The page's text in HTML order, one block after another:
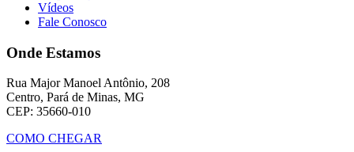
Vídeos
Fale Conosco
Onde Estamos
Rua Major Manoel Antônio, 208
Centro, Pará de Minas, MG
CEP: 35660-010
COMO CHEGAR